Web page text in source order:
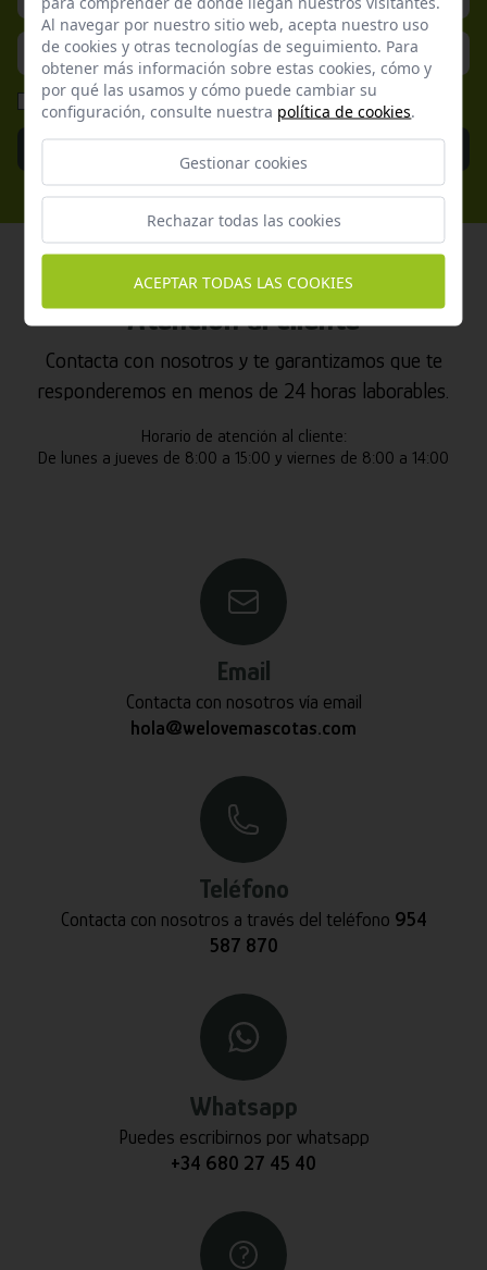
He leído y acepto la Política de Privacidad
Atención al cliente
Contacta con nosotros y te garantizamos que te
responderemos en menos de 24 horas laborables.
Horario de atención al cliente:
De lunes a jueves de 8:00 a 15:00 y viernes de 8:00 a 14:00
Email
Contacta con nosotros vía email
hola@welovemascotas.com
Teléfono
Contacta con nosotros a través del teléfono 954
587 870
Whatsapp
Puedes escribirnos por whatsapp
+34 680 27 45 40
Al navegar por nuestro sitio web, acepta nuestro uso
de cookies y otras tecnologías de seguimiento. Para
obtener más información sobre estas cookies, cómo y
por qué las usamos y cómo puede cambiar su
configuración, consulte nuestra política de cookies.
Gestionar cookies
Rechazar todas las cookies
ACEPTAR TODAS LAS COOKIES